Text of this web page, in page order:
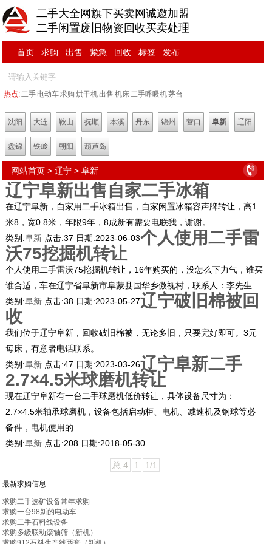
二手大全网旗下买卖网诚邀加盟
二手闲置废旧物资回收买卖处理
首页 求购 出售 紧急 回收 标签 发布
热点:二手 电动车求购 烘干机出售 机床二手呼吸机茅台
沈阳 大连 鞍山 抚顺 本溪 丹东 锦州 营口 阜新 辽阳
盘锦 铁岭 朝阳 葫芦岛
网站首页 >辽宁 >阜新
辽宁阜新出售自家二手冰箱
在辽宁阜新，自家用二手冰箱出售，自家闲置冰箱容声牌转让，高1
米8，宽0.8米，年限9年，8成新有需要电联我，谢谢。
类别:阜新 点击:37 日期:2023-06-03个人使用二手雷
沃75挖掘机转让
个人使用二手雷沃75挖掘机转让，16年购买的，没怎么下力气，谁买
谁合适，车在辽宁省阜新市阜蒙县国华乡傲视村，联系人：李先生
类别:阜新 点击:38 日期:2023-05-27辽宁破旧棉被回
收
我们位于辽宁阜新，回收破旧棉被，无论多旧，只要完好即可。3元
每床，有意者电话联系。
类别:阜新 点击:47 日期:2023-03-26辽宁阜新二手
2.7×4.5米球磨机转让
现在辽宁阜新有一台二手球磨机低价转让，具体设备尺寸为：
2.7×4.5米轴承球磨机，设备包括启动柜、电机、减速机及钢球等必
备件，电机使用的
类别:阜新 点击:208 日期:2018-05-30
总:4 1 1/1
最新求购信息
求购二手选矿设备常年求购
求购一台98新的电动车
求购二手石料线设备
求购多级联动滚轴筛（新机）